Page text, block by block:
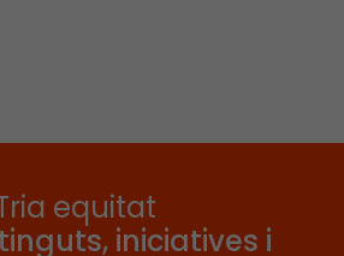
equitat
iniciatives i